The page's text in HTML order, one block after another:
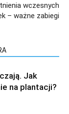
wczesnych
– ważne zabiegi
Jak
na plantacji?